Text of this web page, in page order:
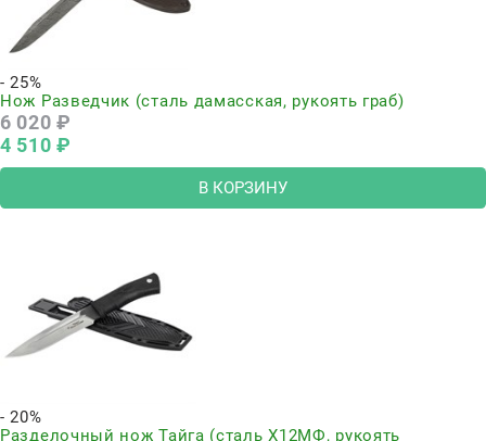
- 25%
Нож Разведчик (сталь дамасская, рукоять граб)
6 020 ₽
4 510 ₽
В КОРЗИНУ
- 20%
Разделочный нож Тайга (сталь Х12МФ, рукоять